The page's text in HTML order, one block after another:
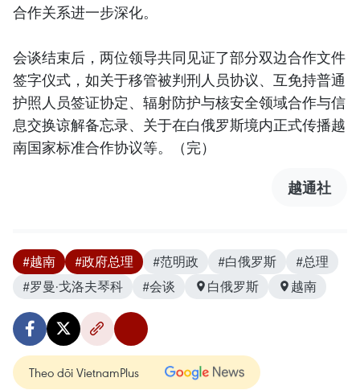
合作关系进一步深化。
会谈结束后，两位领导共同见证了部分双边合作文件
签字仪式，如关于移管被判刑人员协议、互免持普通
护照人员签证协定、辐射防护与核安全领域合作与信
息交换谅解备忘录、关于在白俄罗斯境内正式传播越
南国家标准合作协议等。（完）
越通社
#越南 #政府总理 #范明政 #白俄罗斯
#总理
#罗曼·戈洛夫琴科
#会谈 白俄罗斯 越南
Theo dõi VietnamPlus